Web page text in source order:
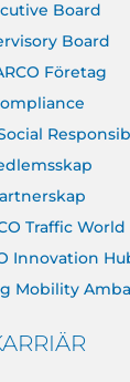
Board
Board
Företag
Traffic World
Innovation
Mobility